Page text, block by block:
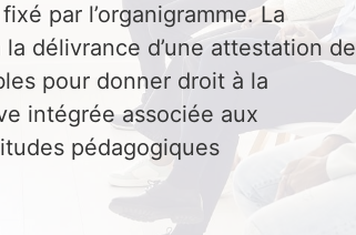
par l’organigramme. La
délivrance d’une attestation de
pour donner droit à la
intégrée associée aux
pédagogiques